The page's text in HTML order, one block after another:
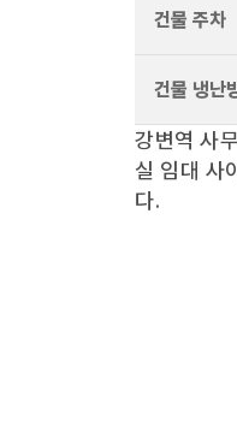
건물 주차
건물 냉난
강변역 사
실 임대 사
다.